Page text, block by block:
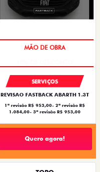
MÃO DE OBRA
SERVIÇOS
REVISAO FASTBACK ABARTH 1.3T
1ª revisão R$ 953,00- 2ª revisão R$
1.084,00- 3ª revisão R$ 953,00
Quero agora!